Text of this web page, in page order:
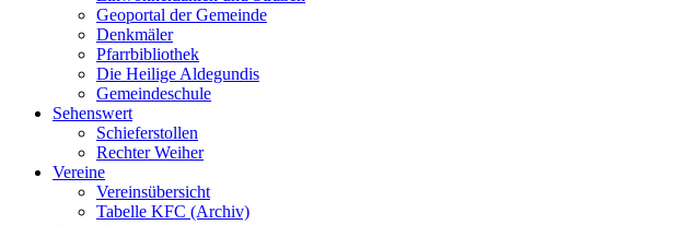
Geoportal der Gemeinde
Denkmäler
Pfarrbibliothek
Die Heilige Aldegundis
Gemeindeschule
Sehenswert
Schieferstollen
Rechter Weiher
Vereine
Vereinsübersicht
Tabelle KFC (Archiv)